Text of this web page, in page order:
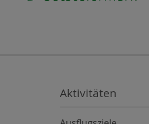
Aktivitäten